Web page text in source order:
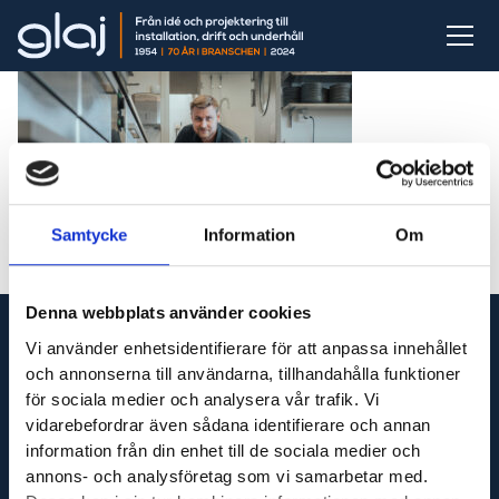
Samtycke Information Om
Denna webbplats använder cookies
Vi använder enhetsidentifierare för att anpassa innehållet
och annonserna till användarna, tillhandahålla funktioner
för sociala medier och analysera vår trafik. Vi
vidarebefordrar även sådana identifierare och annan
information från din enhet till de sociala medier och
annons- och analysföretag som vi samarbetar med.
Vi är din fullservicepartner som levererar produkter
till hela Sverige och utför servicetjänster runt om i
Västsverige.